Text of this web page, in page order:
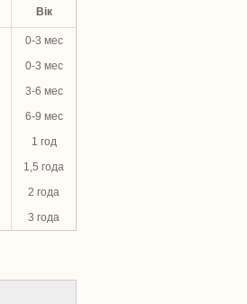
Вік
0-3 мес
0-3 мес
3-6 мес
6-9 мес
1 год
1,5 года
2 года
3 года